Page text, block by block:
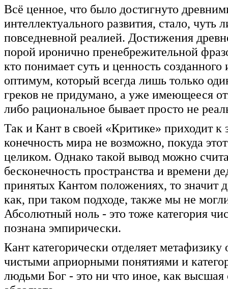
Всё ценное, что было достигнуто
интеллектуального развития, стало,
повседневной реалией. Достижения
порой иронично пренебрежительной
кто понимает суть и ценность
оптимум, который всегда лишь только
греков не придумано, а уже имеющееся
либо рациональное бывает просто не
Так и Кант в своей «Критике» приходит к
конечность мира не возможно, покуда
целиком. Однако такой вывод можно
бесконечность пространства и времени
принятых Кантом положениях, то
как, при таком подходе, также мы не
Абсолютный ноль - это тоже категория
познана эмпирически.
Кант категорически отделяет
чистыми априорными понятиями и
людьми Бог - это ни что иное, как высшая